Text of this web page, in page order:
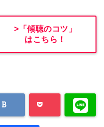
>「傾聴のコツ」
はこちら！